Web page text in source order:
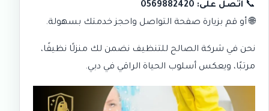
📞 اتصل على: 0569882420
🌐 أو قم بزيارة صفحة التواصل واحجز خدمتك بسهولة.
نحن في شركة الصالح للتنظيف نضمن لك منزلًا نظيفًا،
مرتبًا، ويعكس أسلوب الحياة الراقي في دبي.